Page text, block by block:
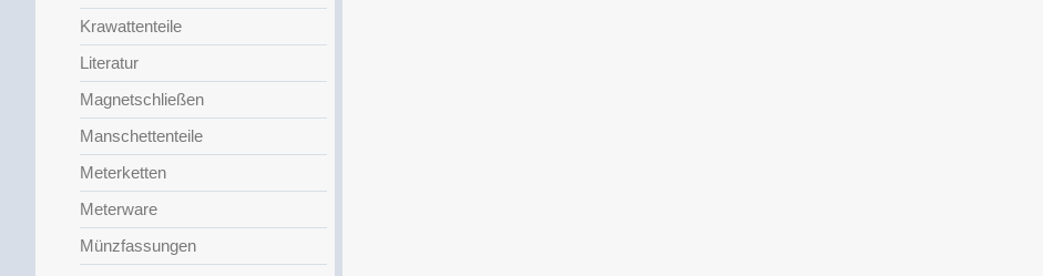
Krawattenteile
Literatur
Magnetschließen
Manschettenteile
Meterketten
Meterware
Münzfassungen